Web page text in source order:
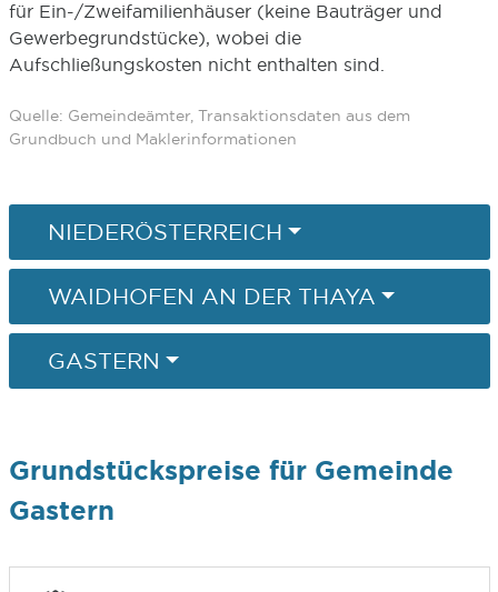
für Ein-/Zweifamilienhäuser (keine Bauträger und
Gewerbegrundstücke), wobei die
Aufschließungskosten nicht enthalten sind.
Quelle: Gemeindeämter, Transaktionsdaten aus dem
Grundbuch und Maklerinformationen
NIEDERÖSTERREICH
WAIDHOFEN AN DER THAYA
GASTERN
Grundstückspreise für Gemeinde
Gastern